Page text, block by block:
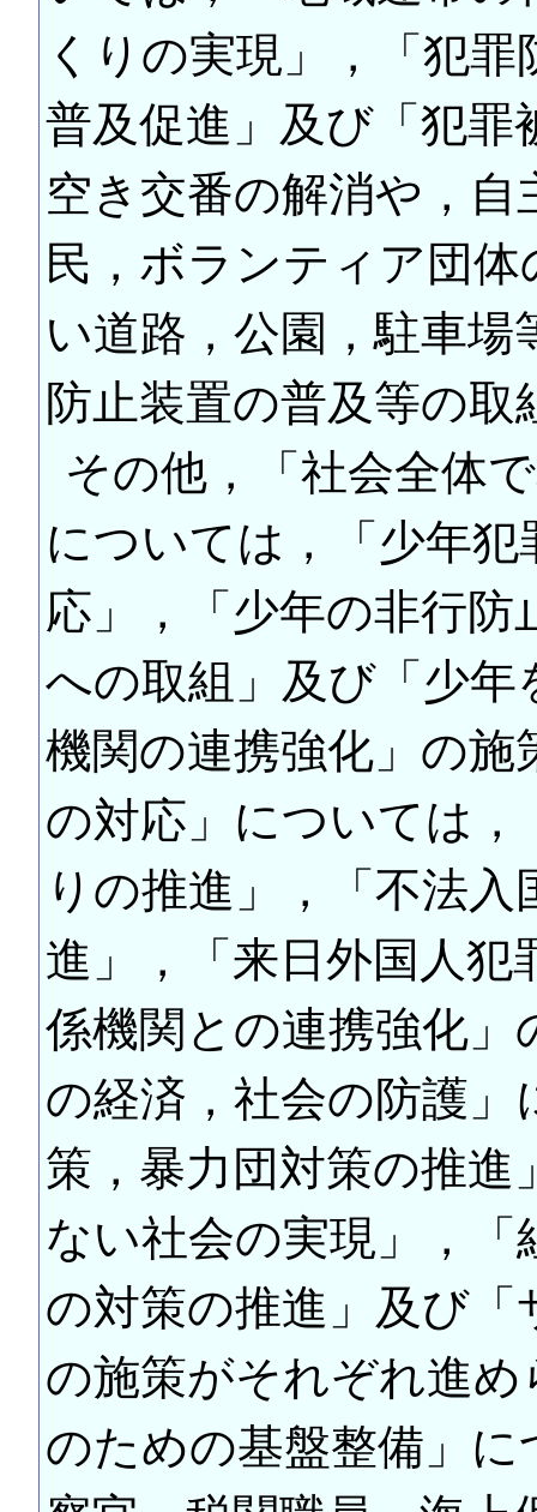
くりの実現」，「犯
普及促進」及び「犯
空き交番の解消や，
民，ボランティア団
い道路，公園，駐車場
防止装置の普及等の
その他，「社会全体
については，「少年
応」，「少年の非行
への取組」及び「少
機関の連携強化」の
の対応」については
りの推進」，「不法
進」，「来日外国人犯
係機関との連携強化
の経済，社会の防護
策，暴力団対策の推進
ない社会の実現」，
の対策の推進」及び
の施策がそれぞれ進
のための基盤整備」